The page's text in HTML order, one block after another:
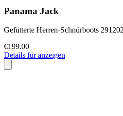
Panama Jack
Gefütterte Herren-Schnürboots
€199.00
Details für anzeigen